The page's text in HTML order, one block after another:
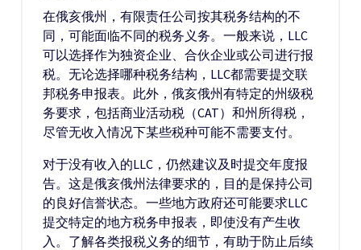
在俄亥俄州，有限责任公司按其税务结构的不
同，可能面临不同的税务义务。一般来说，LLC
可以选择作为独资企业、合伙企业或公司进行报
税。无论选择哪种税务结构，LLC都需要提交联
邦税务申报表。此外，俄亥俄州有特定的州级税
务要求，包括商业活动税（CAT）和州所得税，
尽管无收入情况下某些税种可能不需要支付。
对于没有收入的LLC，仍然建议及时提交年度报
告。这是俄亥俄州法律要求的，目的是保持公司
的良好信誉状态。一些地方政府还可能要求LLC
提交特定的地方税务申报表，即使没有产生收
入。了解各类报税义务的细节，有助于防止后续